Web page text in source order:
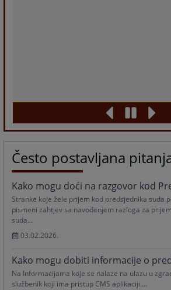
Često postavljana
Kako mogu doći na razgovor kod
Stranke koje žele prijem kod predsjednika suda
pismeni zahtjev sa navođenjem razloga za
suda...
03.02.2026.
Kako mogu dobiti informacije o
Na Informacijama koje se nalaze na ulazu u
službenik koji ima pristup CMS aplikaciji....